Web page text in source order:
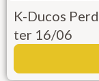
K-Ducos
ter 16/06